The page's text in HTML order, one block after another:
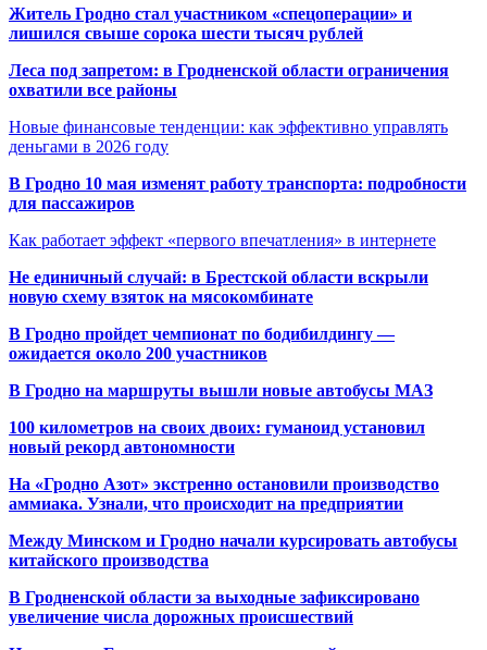
Житель Гродно стал участником «спецоперации» и
лишился свыше сорока шести тысяч рублей
Леса под запретом: в Гродненской области ограничения
охватили все районы
Новые финансовые тенденции: как эффективно управлять
деньгами в 2026 году
В Гродно 10 мая изменят работу транспорта: подробности
для пассажиров
Как работает эффект «первого впечатления» в интернете
Не единичный случай: в Брестской области вскрыли
новую схему взяток на мясокомбинате
В Гродно пройдет чемпионат по бодибилдингу —
ожидается около 200 участников
В Гродно на маршруты вышли новые автобусы МАЗ
100 километров на своих двоих: гуманоид установил
новый рекорд автономности
На «Гродно Азот» экстренно остановили производство
аммиака. Узнали, что происходит на предприятии
Между Минском и Гродно начали курсировать автобусы
китайского производства
В Гродненской области за выходные зафиксировано
увеличение числа дорожных происшествий